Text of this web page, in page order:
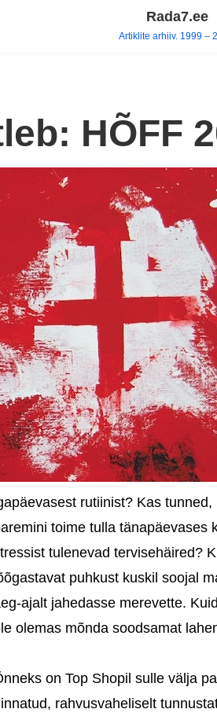
Rada7.ee
Artiklite arhiiv. 1999 –
HÕFF
rutiinist? Kas
toime tulla tänapäevases
tulenevad tervisehäired?
puhkust kuskil soojal
ajalt jahedasse merevette.
olemas mõnda soodsamat
on Top Shopil sulle välja
rahvusvaheliselt